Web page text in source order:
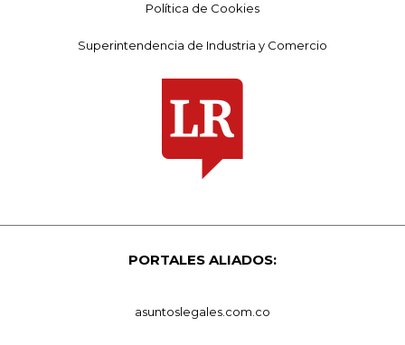
Política de Cookies
Superintendencia de Industria y Comercio
PORTALES ALIADOS:
asuntoslegales.com.co